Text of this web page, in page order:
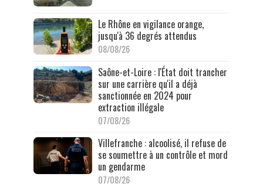
Le Rhône en vigilance orange,
jusqu'à 36 degrés attendus
08/08/26
Saône-et-Loire : l'État doit trancher
sur une carrière qu'il a déjà
sanctionnée en 2024 pour
extraction illégale
07/08/26
Villefranche : alcoolisé, il refuse de
se soumettre à un contrôle et mord
un gendarme
07/08/26